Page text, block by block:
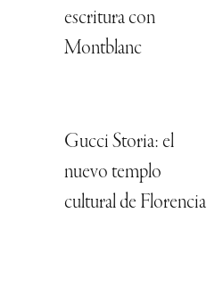
escritura con
Montblanc
Gucci Storia: el
nuevo templo
cultural de Florencia